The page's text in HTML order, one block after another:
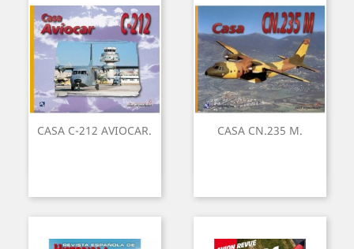
CASA C-212 AVIOCAR. CASA CN.235 M.